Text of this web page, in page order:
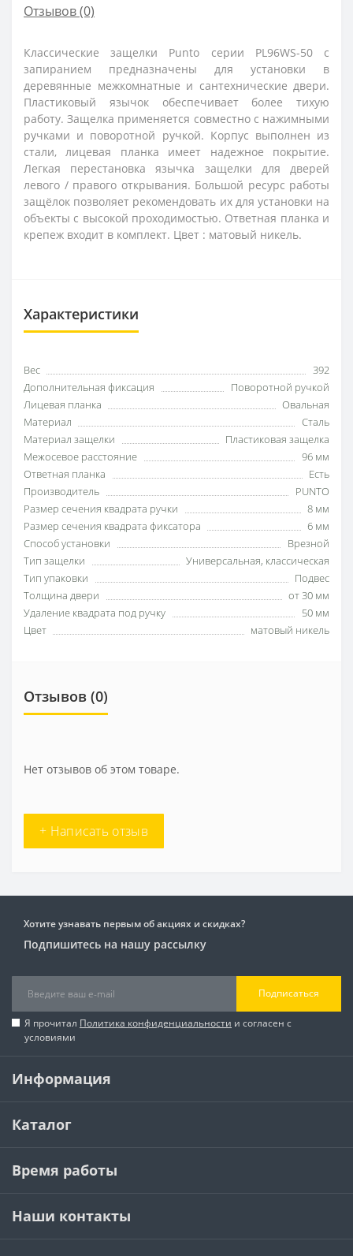
Отзывов (0)
Классические защелки Punto cерии PL96WS-50 с
запиранием предназначены для установки в
деревянные межкомнатные и сантехнические двери.
Пластиковый язычок обеспечивает более тихую
работу. Защелка применяется совместно с нажимными
ручками и поворотной ручкой. Корпус выполнен из
стали, лицевая планка имеет надежное покрытие.
Легкая перестановка язычка защелки для дверей
левого / правого открывания. Большой ресурс работы
защёлок позволяет рекомендовать их для установки на
объекты с высокой проходимостью. Ответная планка и
крепеж входит в комплект. Цвет : матовый никель.
Характеристики
Вес
392
Дополнительная фиксация
Поворотной ручкой
Лицевая планка
Овальная
Материал
Сталь
Материал защелки
Пластиковая защелка
Межосевое расстояние
96 мм
Ответная планка
Есть
Производитель
PUNTO
Размер сечения квадрата ручки
8 мм
Размер сечения квадрата фиксатора
6 мм
Способ установки
Врезной
Тип защелки
Универсальная, классическая
Тип упаковки
Подвес
Толщина двери
от 30 мм
Удаление квадрата под ручку
50 мм
Цвет
матовый никель
Отзывов (0)
Нет отзывов об этом товаре.
+ Написать отзыв
Хотите узнавать первым об акциях и скидках?
Подпишитесь на нашу рассылку
Подписаться
Я прочитал Политика конфиденциальности и согласен с
условиями
Информация
Каталог
Время работы
Наши контакты